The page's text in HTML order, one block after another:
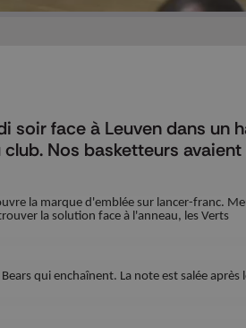
en pause
face à Leuven dans un
Nos basketteurs
la marque d'emblée sur lancer-franc.
la solution face à l'anneau, les Verts
qui enchaînent. La note est salée après